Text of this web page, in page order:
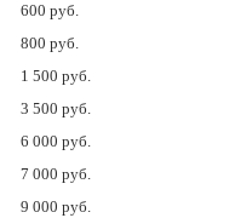
600 руб.
800 руб.
1 500 руб.
3 500 руб.
6 000 руб.
7 000 руб.
9 000 руб.